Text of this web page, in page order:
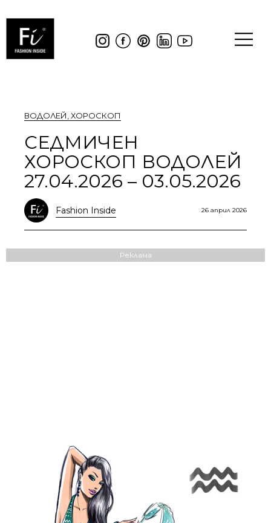
ВОДОЛЕЙ ХОРОСКОП
СЕДМИЧЕН
ХОРОСКОП ВОДОЛЕЙ
27.04.2026 – 03.05.2026
Fashion Inside 26 април 2026
Реклама